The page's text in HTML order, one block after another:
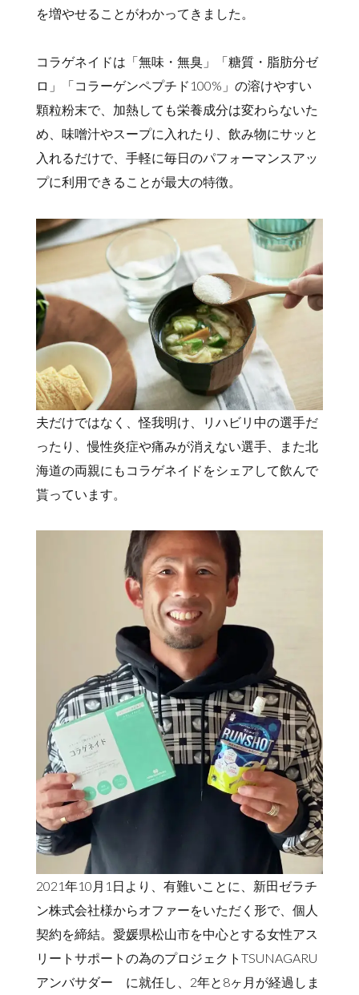
を増やせることがわかってきました。
コラゲネイドは「無味・無臭」「糖質・脂肪分ゼ
ロ」「コラーゲンペプチド100%」の溶けやすい
顆粒粉末で、加熱しても栄養成分は変わらないた
め、味噌汁やスープに入れたり、飲み物にサッと
入れるだけで、手軽に毎日のパフォーマンスアッ
プに利用できることが最大の特徴。
夫だけではなく、怪我明け、リハビリ中の選手だ
ったり、慢性炎症や痛みが消えない選手、また北
海道の両親にもコラゲネイドをシェアして飲んで
貰っています。
2021年10月1日より、有難いことに、新田ゼラチ
ン株式会社様からオファーをいただく形で、個人
契約を締結。愛媛県松山市を中心とする女性アス
リートサポートの為のプロジェクトTSUNAGARU
アンバサダー に就任し、2年と8ヶ月が経過しま